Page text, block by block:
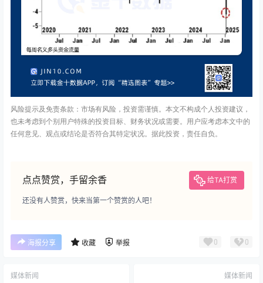
风险提示及免责条款：市场有风险，投资需谨慎。本文不构成个人投资建议，
也未考虑到个别用户特殊的投资目标、财务状况或需要。用户应考虑本文中的
任何意见、观点或结论是否符合其特定状况。据此投资，责任自负。
点点赞赏，手留余香 给TA打赏
还没有人赞赏，快来当第一个赞赏的人吧！
海报分享 收藏 举报 0 0
媒体新闻 媒体新闻